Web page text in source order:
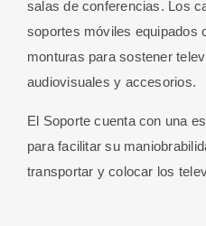
salas de conferencias. Los
soportes móviles equipados
monturas para sostener
audiovisuales y accesorios.
El Soporte cuenta con una
para facilitar su
transportar y colocar los